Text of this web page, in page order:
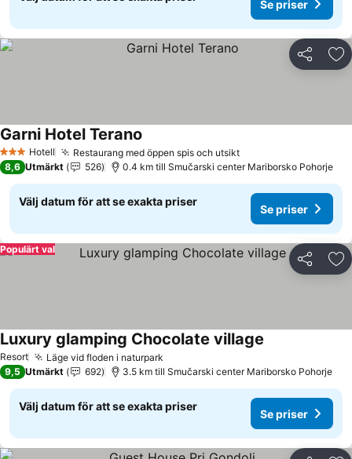
Se priser
Dela
3 StjärnorHotell Restaurang med öppen spis och utsiktSe priser
Garni Hotel Terano
8,6 Utmärkt 526 0.4 km till Smučarski center Mariborsko Pohorje
Välj datum för att se exakta priser
Se priser
Dela
Populärt val
Resort Läge vid floden i naturpark
Luxury glamping Chocolate village
9,5 Utmärkt 692 3.5 km till Smučarski center Mariborsko Pohorje
Välj datum för att se exakta priser
Se priser